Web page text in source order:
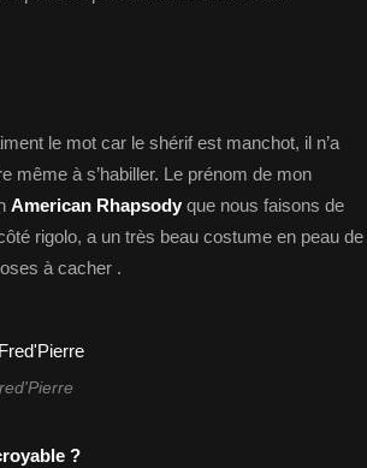
le mot car le shérif est manchot, il n’a
même à s’habiller. Le prénom de mon
American Rhapsody que nous faisons de
rigolo, a un très beau costume en peau de
à cacher .
?